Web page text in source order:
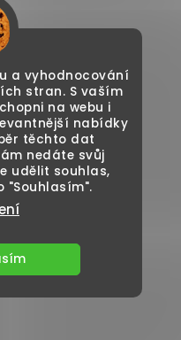
a vyhodnocování
stran. S vaším
na webu i
nabídky
těchto dat
nedáte svůj
udělit souhlas,
"Souhlasím".